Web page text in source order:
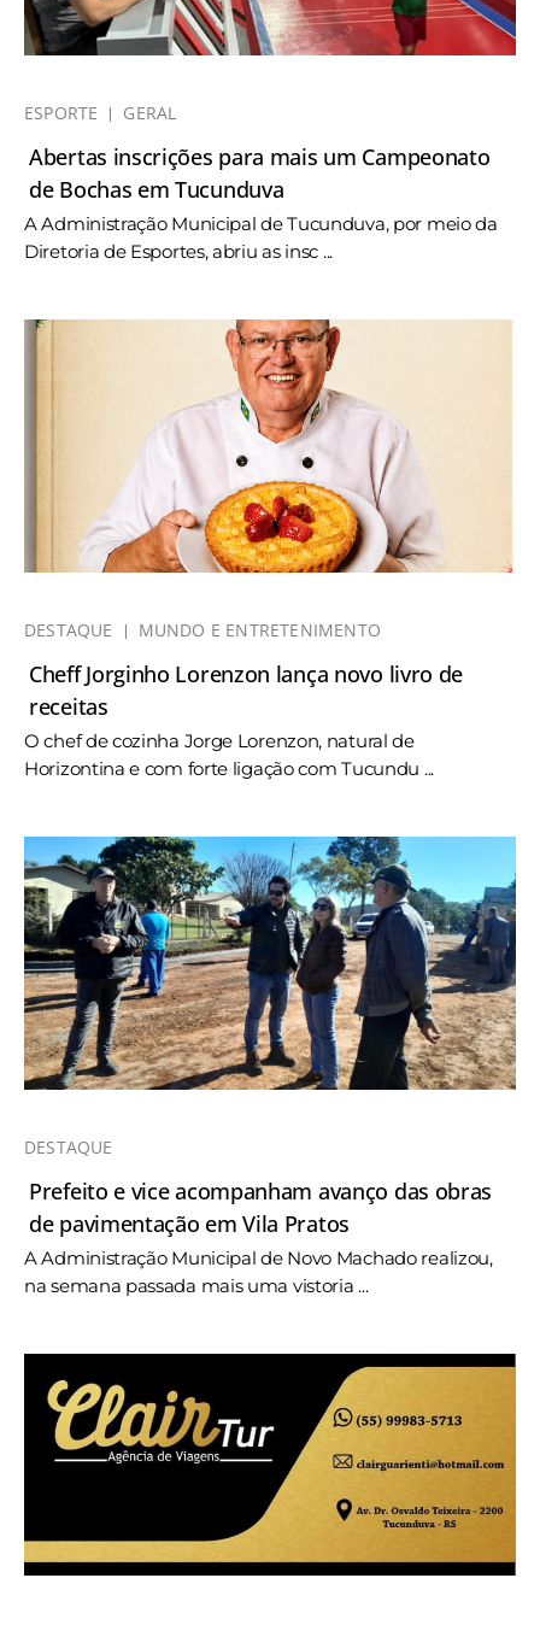
ESPORTE GERAL
Abertas inscrições para mais um Campeonato
de Bochas em Tucunduva
A Administração Municipal de Tucunduva, por meio da
Diretoria de Esportes, abriu as insc ...
DESTAQUE MUNDO E ENTRETENIMENTO
Cheff Jorginho Lorenzon lança novo livro de
receitas
O chef de cozinha Jorge Lorenzon, natural de
Horizontina e com forte ligação com Tucundu ...
DESTAQUE
Prefeito e vice acompanham avanço das obras
de pavimentação em Vila Pratos
A Administração Municipal de Novo Machado realizou,
na semana passada mais uma vistoria ...